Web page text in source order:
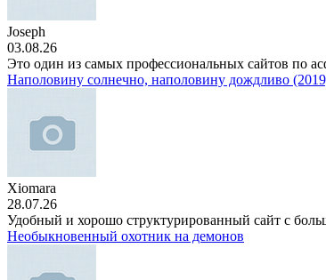
Joseph
03.08.26
Это один из самых профессиональных сайтов по
Наполовину солнечно, наполовину дождливо
Xiomara
28.07.26
Удобный и хорошо структурированный сайт с
Необыкновенный охотник на демонов